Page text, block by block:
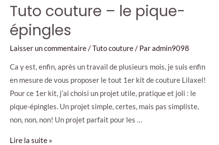
Tuto couture – le pique-
épingles
Laisser un commentaire/Tuto couture/ Paradmin9098
Ca y est, enfin, après un travail de plusieurs mois, je suis enfin
en mesure de vous proposer le tout 1er kit de couture Lilaxel!
Pour ce 1er kit, j’ai choisi un projet utile, pratique et joli : le
pique-épingles. Un projet simple, certes, mais pas simpliste,
non, non, non! Un projet parfait pour les …
Tuto
Lire la suite »